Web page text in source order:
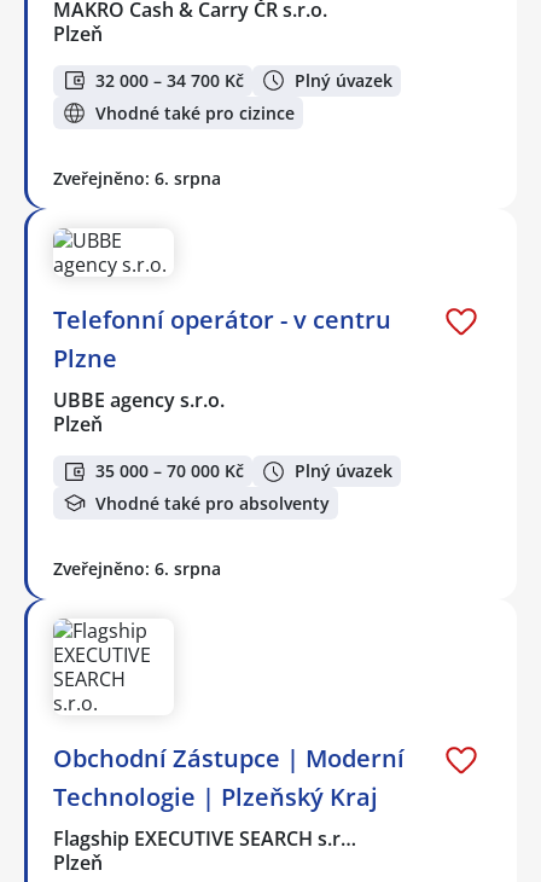
MAKRO Cash & Carry ČR s.r.o.
Plzeň
32 000 – 34 700 Kč
Plný úvazek
Vhodné také pro cizince
Zveřejněno: 6. srpna
Telefonní operátor - v centru
Plzne
UBBE agency s.r.o.
Plzeň
35 000 – 70 000 Kč
Plný úvazek
Vhodné také pro absolventy
Zveřejněno: 6. srpna
Obchodní Zástupce | Moderní
Technologie | Plzeňský Kraj
Flagship EXECUTIVE SEARCH s.r…
Plzeň